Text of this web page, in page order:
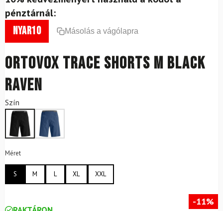
pénztárnál:
nyar10 Másolás a vágólapra
ORTOVOX Trace Shorts M Black
Raven
Szín
Méret
S M L XL XXL
-11%